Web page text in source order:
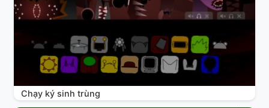
Chạy ký sinh trùng